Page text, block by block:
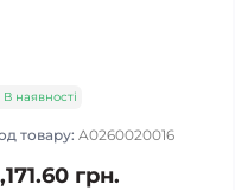
В наявності
товару: A0260020016
грн.